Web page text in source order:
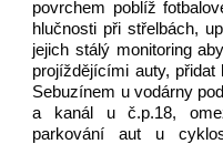
povrchem poblíž
hlučnosti při střelbách,
jejich stálý monitoring
projíždějícími auty,
Sebuzínem u vodárny
a kanál u č.p.18,
parkování aut u